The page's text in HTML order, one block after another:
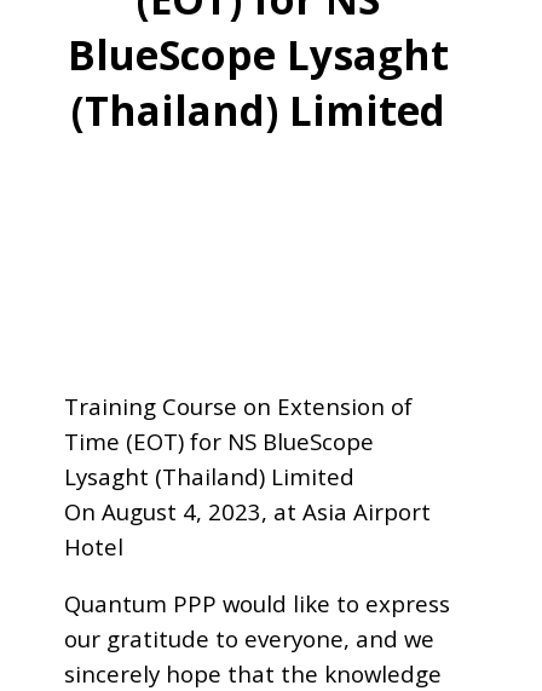
BlueScope Lysaght
(Thailand) Limited
Training Course on Extension of
Time (EOT) for NS BlueScope
Lysaght (Thailand) Limited
On August 4, 2023, at Asia Airport
Hotel
Quantum PPP would like to express
our gratitude to everyone, and we
sincerely hope that the knowledge